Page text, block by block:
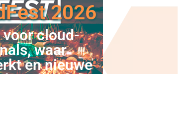
2026
cloud-
waar
en nieuwe
binnen